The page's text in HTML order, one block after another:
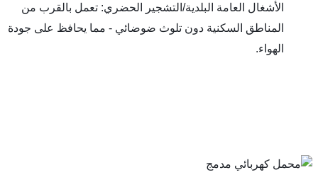
الأشغال العامة البلدية/التشجير الحضري: تعمل بالقرب من
المناطق السكنية دون تلوث ضوضائي - مما يحافظ على جودة